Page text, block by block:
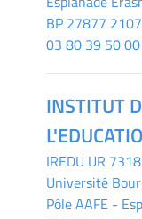
BP 27877
03 80 39 50 00
INSTITUT
IREDU UR 7318
Université
Pôle AAFE -